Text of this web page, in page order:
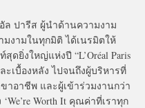
ปารีส ผู้นำด้านความงาม
งามในทุกมิติ ได้เนรมิตให้
ดยิ่งใหญ่แห่งปี “L’Oréal Paris
ะเบื้องหลัง ไปจนถึงผู้บริหารที่
าอาชีพ และผู้เข้าร่วมงานกว่า
Worth It คุณค่าที่เราทุก